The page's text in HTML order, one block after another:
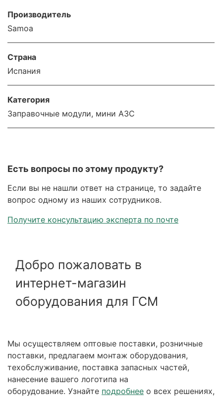
Производитель
Samoa
Страна
Испания
Категория
Заправочные модули, мини АЗС
Есть вопросы по этому продукту?
Если вы не нашли ответ на странице, то задайте
вопрос одному из наших сотрудников.
Получите консультацию эксперта по почте
Добро пожаловать в
интернет-магазин
оборудования для ГСМ
Мы осуществляем оптовые поставки, розничные
поставки, предлагаем монтаж оборудования,
техобслуживание, поставка запасных частей,
нанесение вашего логотипа на
оборудование. Узнайте подробнее о всех решениях,